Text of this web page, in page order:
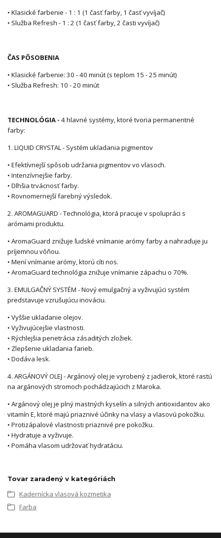
• Klasické farbenie - 1 : 1 (1 časť farby, 1 časť vyvíjač)
• Služba Refresh - 1 : 2 (1 časť farby, 2 časti vyvíjač)
ČAS PÔSOBENIA
• Klasické farbenie: 30 - 40 minút (s teplom 15 - 25 minút)
• Služba Refresh: 10 - 20 minút
TECHNOLÓGIA - 4 hlavné systémy, ktoré tvoria permanentné
farby:
1. LIQUID CRYSTAL - Systém ukladania pigmentov
• Efektívnejší spôsob udržania pigmentov vo vlasoch.
• Intenzívnejšie farby.
• Dlhšia trvácnosť farby.
• Rovnomernejší farebný výsledok.
2. AROMAGUARD - Technológia, ktorá pracuje v spolupráci s
arómami produktu.
• AromaGuard znižuje ľudské vnímanie arómy farby a nahraďuje ju
príjemnou vôňou.
• Mení vnímanie arómy, ktorú cíti nos.
• AromaGuard technológia znižuje vnímanie zápachu o 70%.
3. EMULGAČNÝ SYSTÉM - Nový emulgačný a vyživujúci systém
predstavuje vzrušujúcu inováciu.
• Vyššie ukladanie olejov.
• Vyživujúcejšie vlastnosti.
• Rýchlejšia penetrácia zásaditých zložiek.
• Zlepšenie ukladania farieb.
• Dodáva lesk.
4. ARGÁNOVÝ OLEJ - Argánový olej je vyrobený z jadierok, ktoré rastú
na argánových stromoch pochádzajúcich z Maroka.
• Argánový olej je plný mastných kyselín a silných antioxidantov ako
vitamín E, ktoré majú priaznivé účinky na vlasy a vlasovú pokožku.
• Protizápalové vlastnosti priaznivé pre pokožku.
• Hydratuje a vyživuje.
• Pomáha vlasom udržovať hydratáciu.
Tovar zaradený v kategóriách
Kadernícka vlasová kozmetika
Farba